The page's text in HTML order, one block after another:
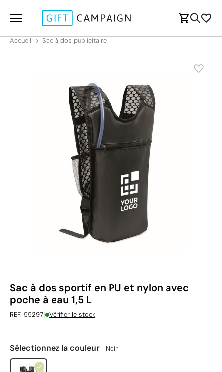
Accueil Sac à dos publicitaire
Sac à dos sportif en PU et nylon avec
poche à eau 1,5 L
REF. 55297| Vérifier le stock
Sélectionnez la couleur Noir